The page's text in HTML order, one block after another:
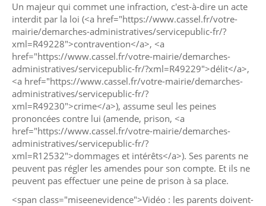
Un majeur qui commet une infraction, c'est-à-dire un acte
interdit par la loi (<a href="https://www.cassel.fr/votre-
mairie/demarches-administratives/servicepublic-fr/?
xml=R49228">contravention</a>, <a
href="https://www.cassel.fr/votre-mairie/demarches-
administratives/servicepublic-fr/?xml=R49229">délit</a>,
<a href="https://www.cassel.fr/votre-mairie/demarches-
administratives/servicepublic-fr/?
xml=R49230">crime</a>), assume seul les peines
prononcées contre lui (amende, prison, <a
href="https://www.cassel.fr/votre-mairie/demarches-
administratives/servicepublic-fr/?
xml=R12532">dommages et intérêts</a>). Ses parents ne
peuvent pas régler les amendes pour son compte. Et ils ne
peuvent pas effectuer une peine de prison à sa place.
<span class="miseenevidence">Vidéo : les parents doivent-